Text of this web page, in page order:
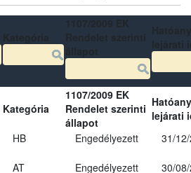
Kategória
1107/2009 EK
Rendelet szerinti
állapot
lejárati
HB Engedélyezett
31/
AT Engedélyezett 30/